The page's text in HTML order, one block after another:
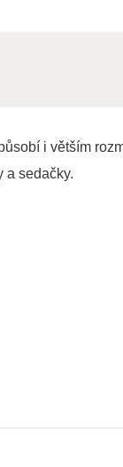
i větším
a sedačky.